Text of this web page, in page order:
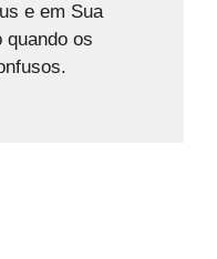
e em Sua
quando os